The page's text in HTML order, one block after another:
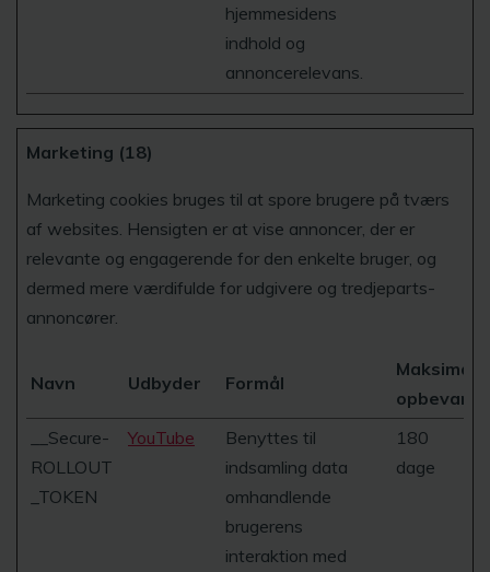
hjemmesidens
indhold og
annoncerelevans.
Marketing (18)
Marketing cookies bruges til at spore brugere på tværs
af websites. Hensigten er at vise annoncer, der er
relevante og engagerende for den enkelte bruger, og
dermed mere værdifulde for udgivere og tredjeparts-
annoncører.
Navn Udbyder Formål
Maksimal
__Secure-
ROLLOUT
_TOKEN
YouTube
Benyttes til
indsamling data
omhandlende
brugerens
interaktion med
180
dage